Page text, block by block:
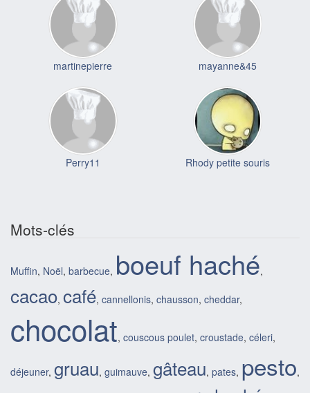
martinepierre mayanne&45
Perry11 Rhody petite souris
Mots-clés
Muffin, Noël, barbecue, boeuf haché,
cacao, café, cannellonis, chausson, cheddar,
chocolat, couscous poulet, croustade, céleri,
déjeuner, gruau, guimauve, gâteau, pates, pesto,